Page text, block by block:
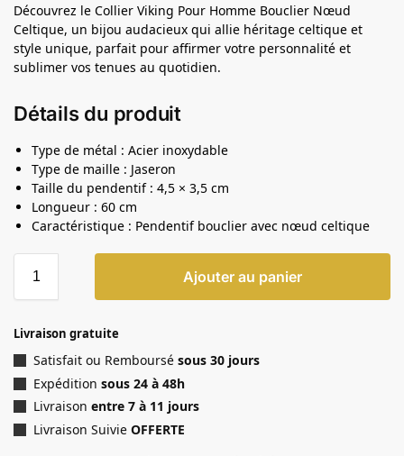
Découvrez le Collier Viking Pour Homme Bouclier Nœud
Celtique, un bijou audacieux qui allie héritage celtique et
style unique, parfait pour affirmer votre personnalité et
sublimer vos tenues au quotidien.
Détails du produit
Type de métal : Acier inoxydable
Type de maille : Jaseron
Taille du pendentif : 4,5 × 3,5 cm
Longueur : 60 cm
Caractéristique : Pendentif bouclier avec nœud celtique
Ajouter au panier
Livraison gratuite
Satisfait ou Remboursé sous 30 jours
Expédition sous 24 à 48h
Livraison entre 7 à 11 jours
Livraison Suivie OFFERTE